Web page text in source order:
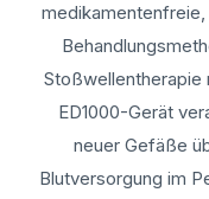
Stoßwellentherapie
ED1000-Gerät
neuer Gefäße
Blutversorgung im